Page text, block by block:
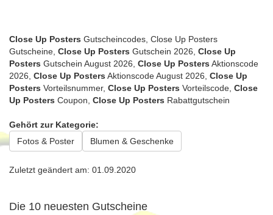
Close Up Posters Gutscheincodes, Close Up Posters
Gutscheine, Close Up Posters Gutschein 2026, Close Up
Posters Gutschein August 2026, Close Up Posters Aktionscode
2026, Close Up Posters Aktionscode August 2026, Close Up
Posters Vorteilsnummer, Close Up Posters Vorteilscode, Close
Up Posters Coupon, Close Up Posters Rabattgutschein
Gehört zur Kategorie:
Fotos & Poster
Blumen & Geschenke
Zuletzt geändert am: 01.09.2020
Die 10 neuesten Gutscheine